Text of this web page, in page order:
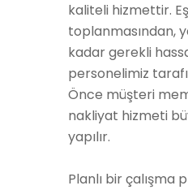
kaliteli hizmettir.
toplanmasından,
kadar gerekli
personelimiz
Önce müşteri
nakliyat hizmeti
yapılır.
Planlı bir çalışma